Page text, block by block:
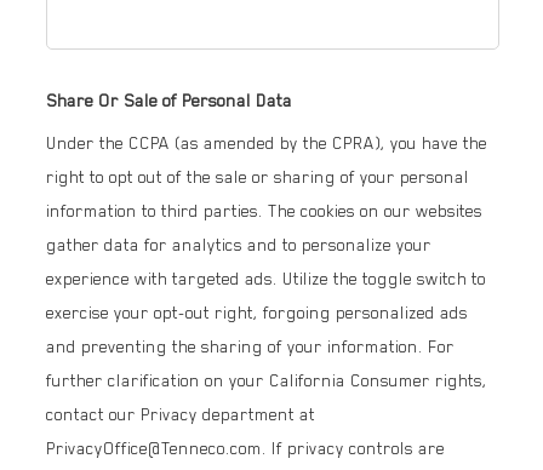
Share Or Sale of Personal Data
Under the CCPA (as amended by the CPRA), you have the
right to opt out of the sale or sharing of your personal
information to third parties. The cookies on our websites
gather data for analytics and to personalize your
experience with targeted ads. Utilize the toggle switch to
exercise your opt-out right, forgoing personalized ads
and preventing the sharing of your information. For
further clarification on your California Consumer rights,
contact our Privacy department at
PrivacyOffice@Tenneco.com. If privacy controls are